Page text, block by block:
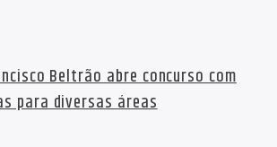
Beltrão abre concurso com
para diversas áreas